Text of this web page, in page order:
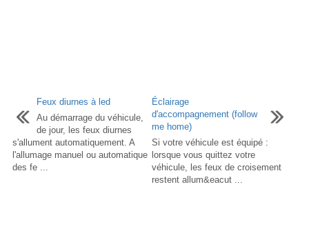
Feux diurnes à led
Au démarrage du véhicule,
de jour, les feux diurnes
s'allument automatiquement. A
l'allumage manuel ou automatique
des fe ...
Éclairage
d'accompagnement (follow
me home)
Si votre véhicule est équipé :
lorsque vous quittez votre
véhicule, les feux de croisement
restent allum&eacut ...